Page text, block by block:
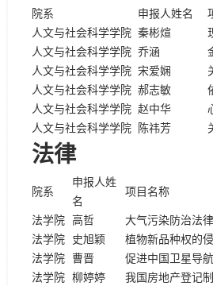
院系 申报人姓名
人文与社会科学学院 秦彬煊
人文与社会科学学院 乔涵
人文与社会科学学院 宋爱娴
人文与社会科学学院 郝志敏
人文与社会科学学院 赵中华
人文与社会科学学院
陈祎芳
法律
院系
申报人姓
名
项目名称
法学院 高哲
大气污染防治法
法学院
史旭颖
植物新品种权的
法学院
曹晋
促进中国卫星导
法学院 柳婷婷 我国房地产登记